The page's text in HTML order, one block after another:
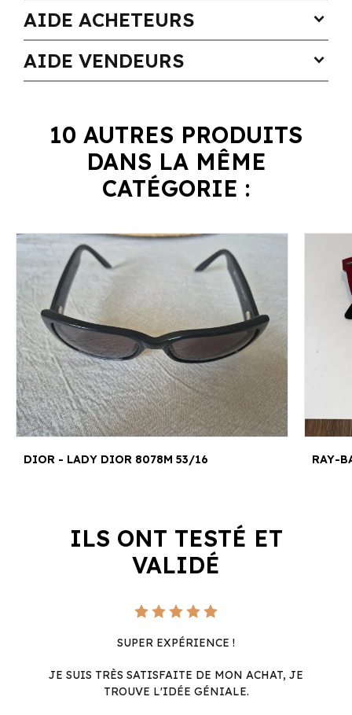
AIDE ACHETEURS expand_more
AIDE VENDEURS expand_more
10 AUTRES PRODUITS
DANS LA MÊME
CATÉGORIE :
DIOR - LADY DIOR 8078M 53/16 RAY-
ILS ONT TESTÉ ET
VALIDÉ
SUPER EXPÉRIENCE !
JE SUIS TRÈS SATISFAITE DE MON ACHAT, JE
TROUVE L'IDÉE GÉNIALE.